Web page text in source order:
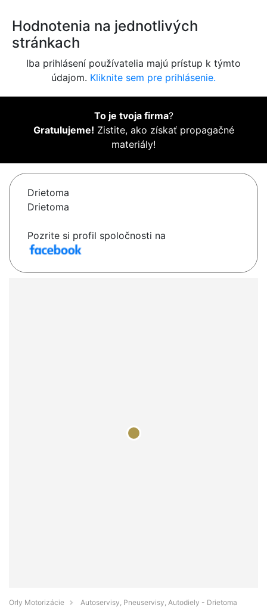
Hodnotenia na jednotlivých
stránkach
Iba prihlásení používatelia majú prístup k týmto
údajom. Kliknite sem pre prihlásenie.
To je tvoja firma?
Gratulujeme! Zistite, ako získať propagačné
materiály!
Drietoma
Drietoma
Pozrite si profil spoločnosti na
Orly Motorizácie
Autoservisy, Pneuservisy, Autodiely - Drietoma